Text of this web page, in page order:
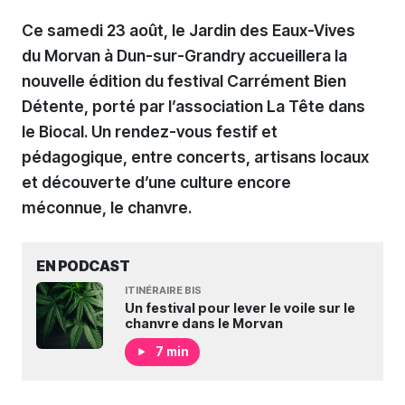
Ce samedi 23 août, le Jardin des Eaux-Vives
du Morvan à Dun-sur-Grandry accueillera la
nouvelle édition du festival Carrément Bien
Détente, porté par l’association La Tête dans
le Biocal. Un rendez-vous festif et
pédagogique, entre concerts, artisans locaux
et découverte d’une culture encore
méconnue, le chanvre.
EN PODCAST
ITINÉRAIRE BIS
Un festival pour lever le voile sur le
chanvre dans le Morvan
7 min